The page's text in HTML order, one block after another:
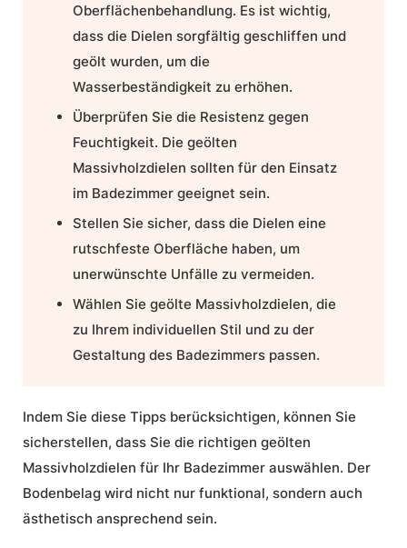
Oberflächenbehandlung. Es ist wichtig,
dass die Dielen sorgfältig geschliffen und
geölt wurden, um die
Wasserbeständigkeit zu erhöhen.
Überprüfen Sie die Resistenz gegen
Feuchtigkeit. Die geölten
Massivholzdielen sollten für den Einsatz
im Badezimmer geeignet sein.
Stellen Sie sicher, dass die Dielen eine
rutschfeste Oberfläche haben, um
unerwünschte Unfälle zu vermeiden.
Wählen Sie geölte Massivholzdielen, die
zu Ihrem individuellen Stil und zu der
Gestaltung des Badezimmers passen.
Indem Sie diese Tipps berücksichtigen, können Sie
sicherstellen, dass Sie die richtigen geölten
Massivholzdielen für Ihr Badezimmer auswählen. Der
Bodenbelag wird nicht nur funktional, sondern auch
ästhetisch ansprechend sein.